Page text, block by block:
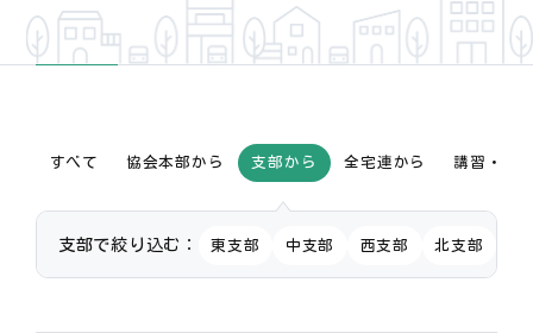
すべて 協会本部から 支部から 全宅連から 講習・研
支部で絞り込む： 東支部 中支部 西支部 北支部